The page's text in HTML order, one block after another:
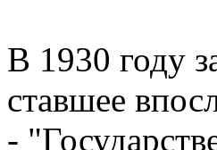
В 1930 году
ставшее
-